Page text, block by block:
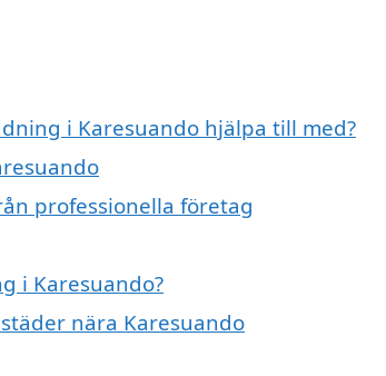
i Karesuando hjälpa till med?
professionella företag
i Karesuando?
nära Karesuando